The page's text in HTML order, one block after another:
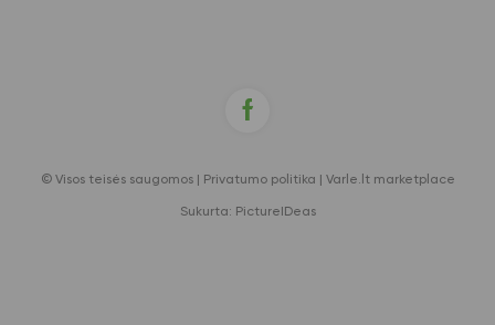
© Visos teisės saugomos | Privatumo politika Varle.lt marketplace
Sukurta: PictureIDeas